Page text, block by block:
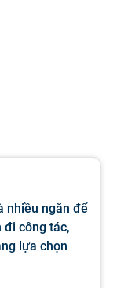
nhiều ngăn để
đi công tác,
lựa chọn